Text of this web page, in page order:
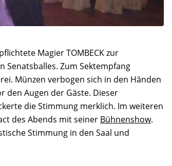
Magier TOMBECK zur
Zum Sektempfang
Münzen verbogen sich in den Händen
den Augen der Gäste. Dieser
die Stimmung merklich. Im weiteren
des Abends mit seiner Bühnenshow.
Stimmung in den Saal und